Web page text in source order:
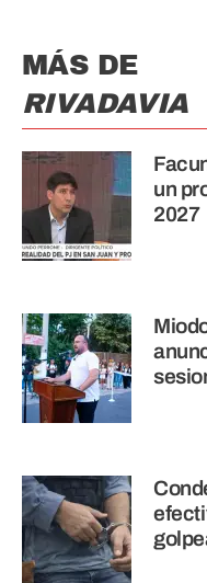
MÁS DE
RIVADAVIA
un
2027